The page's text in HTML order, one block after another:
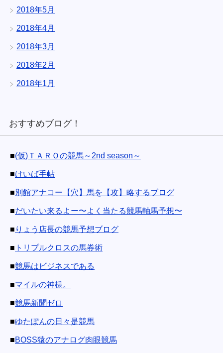
2018年5月
2018年4月
2018年3月
2018年2月
2018年1月
おすすめブログ！
■(仮)ＴＡＲＯの競馬～2nd season～
■けいば手帖
■別館アナコー【穴】馬を【攻】略するブログ
■だいたい来るよー〜よく当たる競馬軸馬予想〜
■ りょう店長の競馬予想ブログ
■ トリプルクロスの馬券術
■競馬はビジネスである
■マイルの神様。
■競馬新聞ゼロ
■ゆたぽんの日々是競馬
■BOSS猿のアナログ肉眼競馬